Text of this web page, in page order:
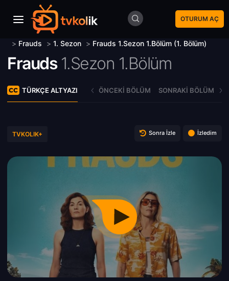
OTURUM AÇ
> Frauds > 1. Sezon > Frauds 1.Sezon 1.Bölüm (1. Bölüm)
Frauds 1.Sezon 1.Bölüm
TÜRKÇE ALTYAZI ÖNCEKI BÖLÜM SONRAKI BÖLÜM
TVKOLIK+ Sonra İzle İzledim